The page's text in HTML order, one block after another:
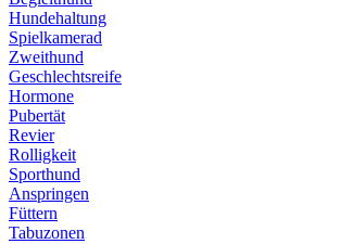
Hundehaltung
Spielkamerad
Zweithund
Geschlechtsreife
Hormone
Pubertät
Revier
Rolligkeit
Sporthund
Anspringen
Füttern
Tabuzonen